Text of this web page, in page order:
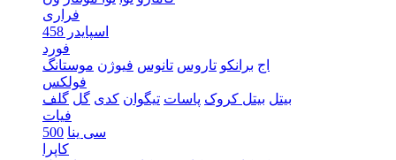
فراری
اسپایدر 458
فورد
اج برانکو تاروس تانوس فیوژن موستانگ
فولکس
بیتل بیتل کروک پاسات تیگوان کدی گل گلف
فیات
500 سی ینا
کاپرا